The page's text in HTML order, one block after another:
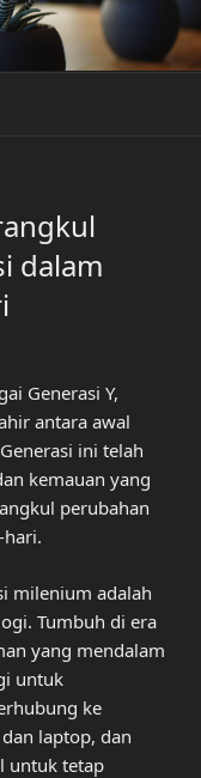
dalam
Generasi Y,
antara awal
ini telah
kemauan yang
perubahan
hari.
milenium adalah
Tumbuh di era
yang mendalam
untuk
ke
laptop, dan
untuk tetap